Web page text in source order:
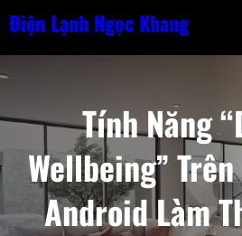
Chuyển
dung
Điện Lạnh Ngọc Khang
Tính Năng
Wellbeing”
Android Làm